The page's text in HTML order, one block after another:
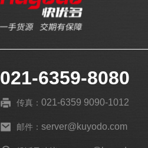
021-6359-8080
传真： 021-6359 9090-1012
邮件： server@kuyodo.com